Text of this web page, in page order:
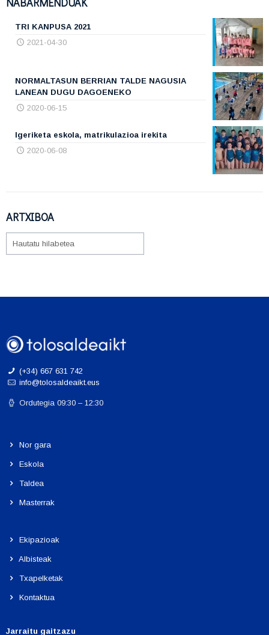
TRI KANPUSA 2021
2021-04-30
NORMALTASUN BERRIAN TALDE NAGUSIA
LANEAN DUGU DAGOENEKO
2020-06-15
Igeriketa eskola, matrikulazioa irekita
2020-06-08
ARTXIBOA
(+34) 667 631 742
info@tolosaldeaikt.eus
Ordutegia 09:30 – 12:30
Nor gara
Eskola
Taldea
Masterrak
Ekipazioak
Albisteak
Txapelketak
Kontaktua
Jarraitu gaitzazu